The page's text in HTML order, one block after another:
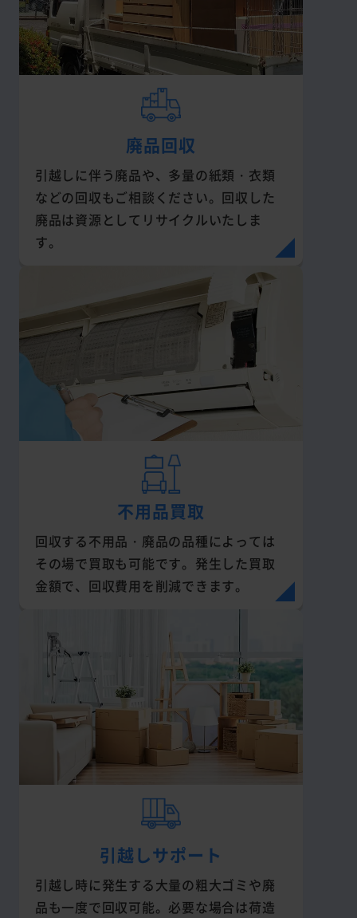
廃品回収
引越しに伴う廃品や、多量の紙類・衣類
などの回収もご相談ください。回収した
廃品は資源としてリサイクルいたしま
す。
不用品買取
回収する不用品・廃品の品種によっては
その場で買取も可能です。発生した買取
金額で、回収費用を削減できます。
引越しサポート
引越し時に発生する大量の粗大ゴミや廃
品も一度で回収可能。必要な場合は荷造